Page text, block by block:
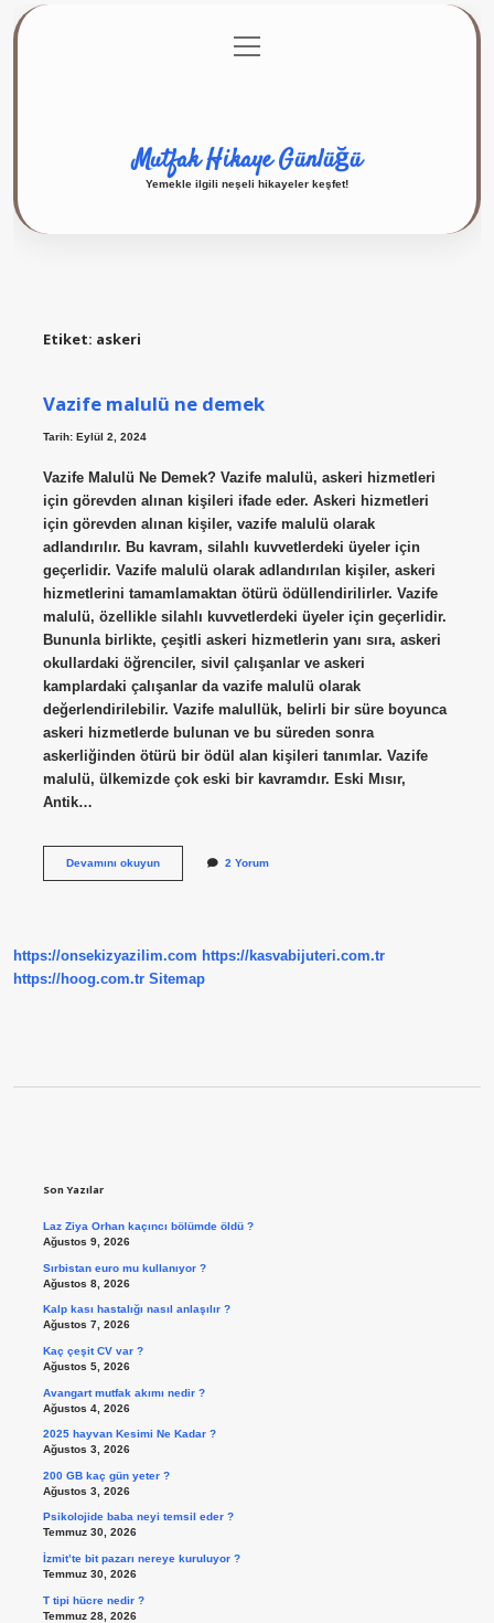
Gizlilik Politikası
menüyü
aç
Mutfak Hikaye Günlüğü
Yemekle ilgili neşeli hikayeler keşfet!
Etiket: askeri
Vazife malulü ne demek
Tarih: Eylül 2, 2024
Vazife Malulü Ne Demek? Vazife malulü, askeri hizmetleri
için görevden alınan kişileri ifade eder. Askeri hizmetleri
için görevden alınan kişiler, vazife malulü olarak
adlandırılır. Bu kavram, silahlı kuvvetlerdeki üyeler için
geçerlidir. Vazife malulü olarak adlandırılan kişiler, askeri
hizmetlerini tamamlamaktan ötürü ödüllendirilirler. Vazife
malulü, özellikle silahlı kuvvetlerdeki üyeler için geçerlidir.
Bununla birlikte, çeşitli askeri hizmetlerin yanı sıra, askeri
okullardaki öğrenciler, sivil çalışanlar ve askeri
kamplardaki çalışanlar da vazife malulü olarak
değerlendirilebilir. Vazife malullük, belirli bir süre boyunca
askeri hizmetlerde bulunan ve bu süreden sonra
askerliğinden ötürü bir ödül alan kişileri tanımlar. Vazife
malulü, ülkemizde çok eski bir kavramdır. Eski Mısır,
Antik…
Devamını okuyunVazife
2 Yorum
https://onsekizyazilim.com https://kasvabijuteri.com.tr
https://hoog.com.tr Sitemap
Son Yazılar
Laz Ziya Orhan kaçıncı bölümde öldü ?
Ağustos 9, 2026
Sırbistan euro mu kullanıyor ?
Ağustos 8, 2026
Kalp kası hastalığı nasıl anlaşılır ?
Ağustos 7, 2026
Kaç çeşit CV var ?
Ağustos 5, 2026
Avangart mutfak akımı nedir ?
Ağustos 4, 2026
2025 hayvan Kesimi Ne Kadar ?
Ağustos 3, 2026
200 GB kaç gün yeter ?
Ağustos 3, 2026
Psikolojide baba neyi temsil eder ?
Temmuz 30, 2026
İzmit’te bit pazarı nereye kuruluyor ?
Temmuz 30, 2026
T tipi hücre nedir ?
Temmuz 28, 2026